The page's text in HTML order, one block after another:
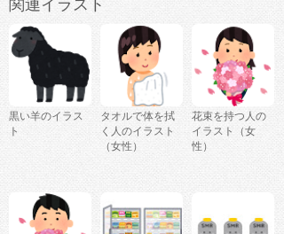
関連イラスト
黒い羊のイラス
ト
タオルで体を拭
く人のイラスト
（女性）
花束を持つ人の
イラスト（女
性）